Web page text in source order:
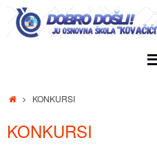
Skip
content
HomeKONKURSI
KONKURSI